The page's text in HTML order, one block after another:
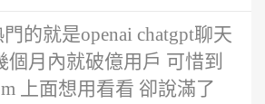
的就是openai chatgpt聊天
個月內就破億用戶 可惜到
上面想用看看 卻說滿了